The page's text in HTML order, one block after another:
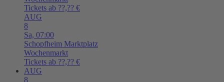
Tickets ab ??,?? €
AUG
8
Sa, 07:00
Schopfheim Marktplatz
Wochenmarkt
Tickets ab ??,?? €
AUG
8